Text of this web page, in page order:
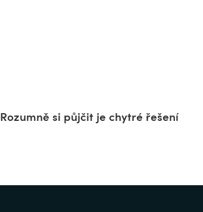
Rozumně si půjčit je chytré řešení